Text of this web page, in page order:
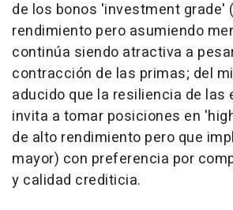
de los bonos 'investment grade'
rendimiento pero asumiendo
continúa siendo atractiva a
contracción de las primas; del
aducido que la resiliencia de las
invita a tomar posiciones en
de alto rendimiento pero que
mayor) con preferencia por
y calidad crediticia.